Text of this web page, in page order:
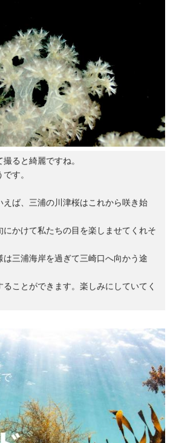
ると綺麗ですね。
す。
えば、三浦の川津桜はこれから咲き始
にかけて私たちの目を楽しませてくれそ
三浦海岸を過ぎて三崎口へ向かう途
ことができます。楽しみにしていてく